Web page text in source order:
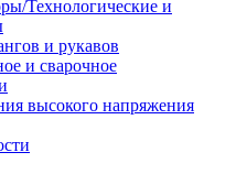
Технологические и
и рукавов
и сварочное
высокого напряжения